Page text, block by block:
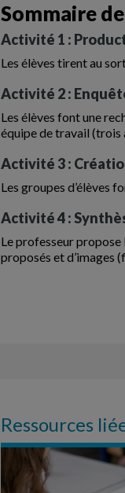
Sommaire
Activité 1 :
Les élèves tirent au
Activité 2 :
Les élèves font une
équipe de travail (trois
Activité 3 :
Les groupes d’élèves
Activité 4 :
Le professeur
proposés et d’images
Ressources